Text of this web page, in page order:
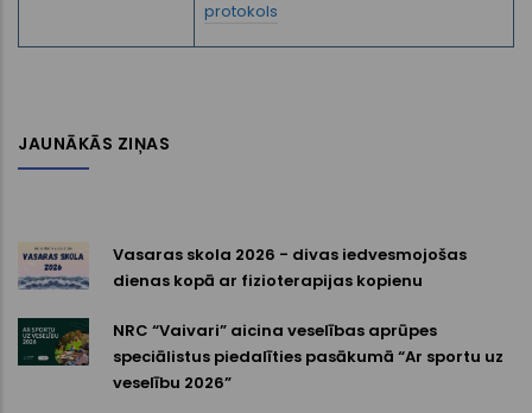
protokols
JAUNĀKĀS ZIŅAS
Vasaras skola 2026 - divas iedvesmojošas
dienas kopā ar fizioterapijas kopienu
NRC “Vaivari” aicina veselības aprūpes
speciālistus piedalīties pasākumā “Ar sportu uz
veselību 2026”